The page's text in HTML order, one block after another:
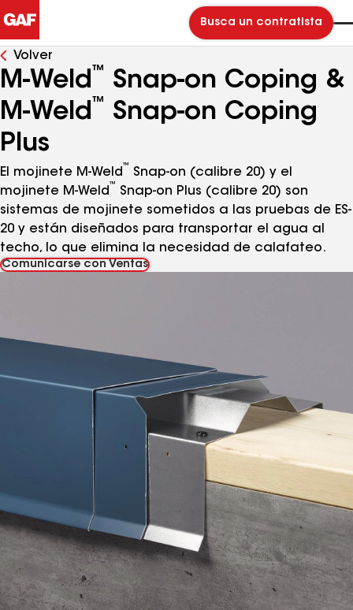
Busca un contratista
Volver
M‑Weld ™
Snap‑on Coping &
M‑Weld ™
Snap‑on Coping
Plus
El mojinete M-Weld
™
Snap-on (calibre 20) y el
mojinete M-Weld
™
Snap-on Plus (calibre 20) son
sistemas de mojinete sometidos a las pruebas de ES-
20 y están diseñados para transportar el agua al
techo, lo que elimina la necesidad de calafateo.
Comunicarse con Ventas